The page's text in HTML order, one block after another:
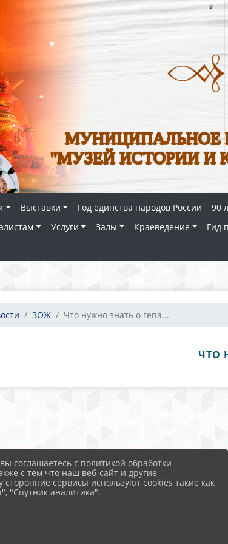
МУНИЦИПАЛЬНОЕ
"МУЗЕЙ ИСТОРИИ И
Выставки Год единства народов России 90
Услуги Залы Краеведение Гид
ЗОЖ Что нужно знать о гепа...
ЧТО
соглашаетесь с политикой обработки
с тем что наш веб-сайт и другие
сервисы используют cookies такие как
"Спутник аналитика".